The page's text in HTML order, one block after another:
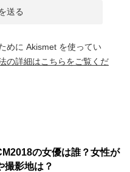
めに Akismet を使ってい
の詳細はこちらをご覧くだ
の女優は誰？女性が
撮影地は？